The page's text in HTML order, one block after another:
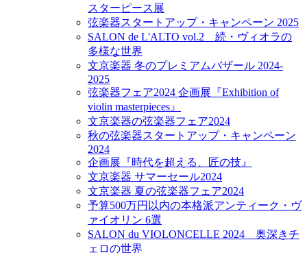
スターピース展
弦楽器スタートアップ・キャンペーン 2025
SALON de L'ALTO vol.2 続・ヴィオラの
多様な世界
文京楽器 冬のプレミアムバザール 2024-
2025
弦楽器フェア2024 企画展『Exhibition of
violin masterpieces』
文京楽器の弦楽器フェア2024
秋の弦楽器スタートアップ・キャンペーン
2024
企画展『時代を超える、匠の技』
文京楽器 サマーセール2024
文京楽器 夏の弦楽器フェア2024
予算500万円以内の本格派アンティーク・ヴ
ァイオリン 6選
SALON du VIOLONCELLE 2024 奥深きチ
ェロの世界